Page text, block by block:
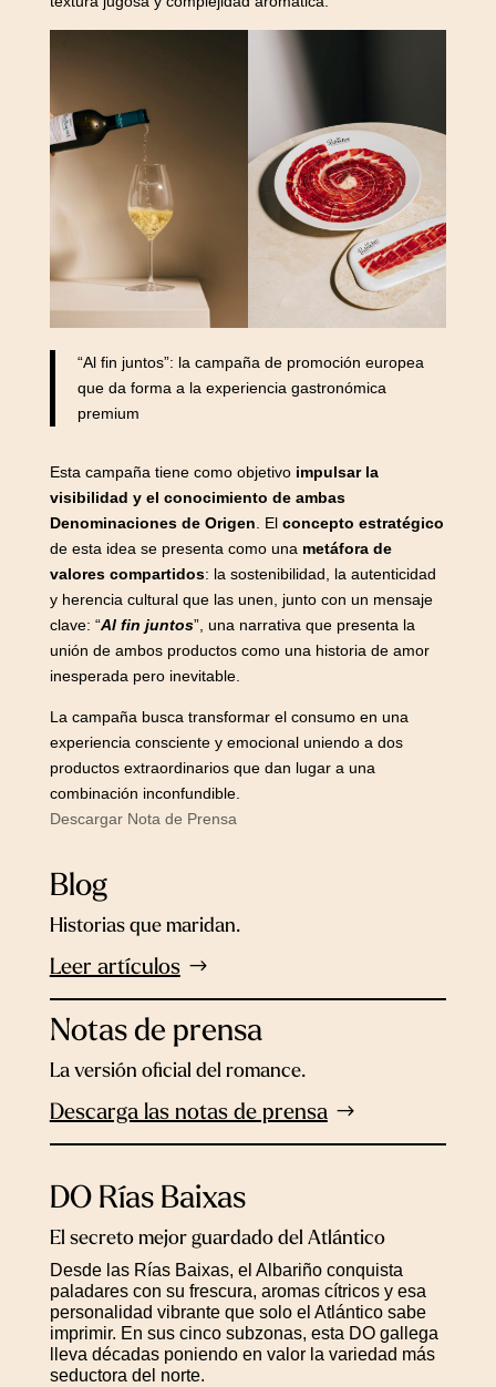
“Al fin juntos”: la campaña de promoción europea
que da forma a la experiencia gastronómica
premium
Esta campaña tiene como objetivo impulsar la
visibilidad y el conocimiento de ambas
Denominaciones de Origen. El concepto estratégico
de esta idea se presenta como una metáfora de
valores compartidos: la sostenibilidad, la autenticidad
y herencia cultural que las unen, junto con un mensaje
clave: “Al fin juntos”, una narrativa que presenta la
unión de ambos productos como una historia de amor
inesperada pero inevitable.
La campaña busca transformar el consumo en una
experiencia consciente y emocional uniendo a dos
productos extraordinarios que dan lugar a una
combinación inconfundible.
Descargar Nota de Prensa
Blog
Historias que maridan.
Leer artículos
Notas de prensa
La versión oficial del romance.
Descarga las notas de prensa
DO Rías Baixas
El secreto mejor guardado del Atlántico
Desde las Rías Baixas, el Albariño conquista
paladares con su frescura, aromas cítricos y esa
personalidad vibrante que solo el Atlántico sabe
imprimir. En sus cinco subzonas, esta DO gallega
lleva décadas poniendo en valor la variedad más
seductora del norte.